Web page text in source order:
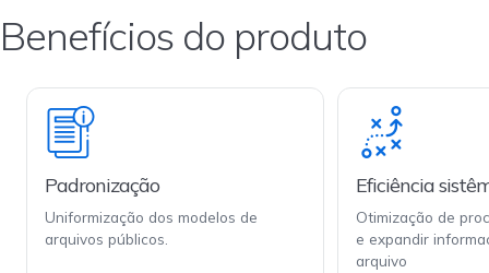
Benefícios do produto
Padronização
Uniformização dos modelos de
arquivos públicos.
Eficiência
Otimização de
e expandir
arquivo